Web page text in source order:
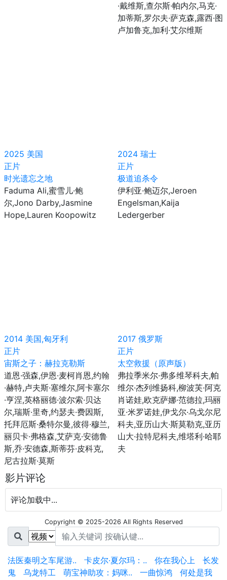
·戴维斯,查尔斯·帕内尔,马克·
加蒂斯,罗尔夫·萨克森,露西·图
卢加鲁克,加利·艾尔维斯
2025 美国
正片
时光遗忘之地
Faduma Ali,蜜雪儿·鲍
尔,Jono Darby,Jasmine
Hope,Lauren Koopowitz
2024 瑞士
正片
极道追杀令
伊利亚·鲍迈尔,Jeroen
Engelsman,Kaija
Ledergerber
2014 美国,匈牙利
正片
宙斯之子：赫拉克勒斯
道恩·强森,伊恩·麦柯肖恩,约翰
·赫特,卢夫斯·塞维尔,阿卡塞尔
·亨涅,英格丽德·波尔索·贝达
尔,瑞斯·里奇,约瑟夫·费因斯,
托拜厄斯·桑特尔曼,彼得·穆兰,
丽贝卡·弗格森,艾萨克·安德鲁
斯,乔·安德森,斯蒂芬·皮科克,
尼古拉斯·莫斯
2017 俄罗斯
正片
太空救援（原声版）
弗拉季米尔·弗多维琴科夫,帕
维尔·杰列维扬科,柳波芙·阿克
肖诺娃,欧克萨娜·范德拉,玛丽
亚·米罗诺娃,伊戈尔·乌戈尔尼
科夫,亚历山大·斯莫勒克,亚历
山大·拉特尼科夫,维塔利·哈耶
夫
影片评论
评论加载中...
Copyright © 2025-2026 All Rights Reserved
法医秦明之车尾游.. 卡皮尔·夏尔玛：.. 你在我心上
长发
鬼
乌龙特工 萌宝神助攻：妈咪.. 一曲惊鸿
何处是我